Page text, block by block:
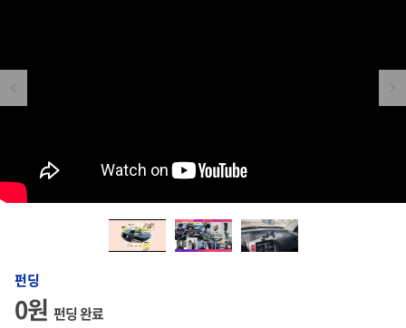
Previous Next
펀딩
0원 펀딩 완료